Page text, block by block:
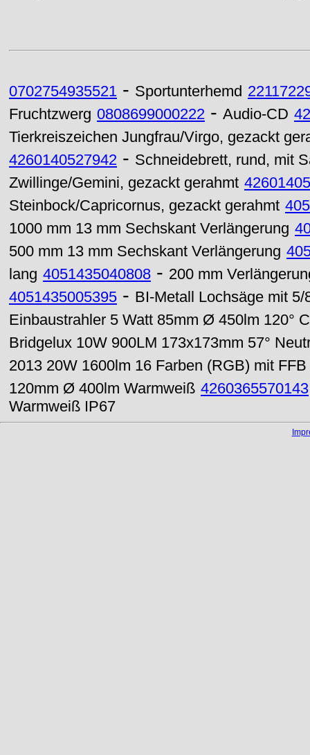
0702754935521 - Sportunterhemd
Fruchtzwerg 0808699000222 - Audio-CD
Tierkreiszeichen Jungfrau/Virgo, gezackt
4260140527942 - Schneidebrett, rund, mit
Zwillinge/Gemini, gezackt gerahmt
Steinbock/Capricornus, gezackt gerahmt
1000 mm 13 mm Sechskant Verlängerung
500 mm 13 mm Sechskant Verlängerung
lang 4051435040808 - 200 mm
4051435005395 - BI-Metall Lochsäge mit
Einbaustrahler 5 Watt 85mm Ø 450lm 120°
Bridgelux 10W 900LM 173x173mm 57°
2013 20W 1600lm 16 Farben (RGB) mit
120mm Ø 400lm Warmweiß 4260365570143
Warmweiß IP67